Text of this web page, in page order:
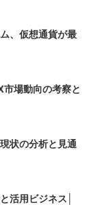
、仮想通貨が最
場動向の考察と
状の分析と見通
活用ビジネス│